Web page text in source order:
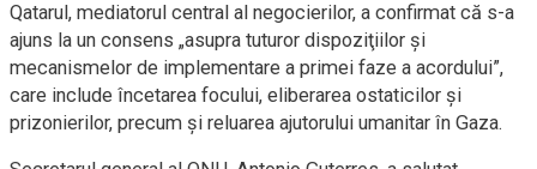
Qatarul, mediatorul central al negocierilor, a confirmat că s-a
ajuns la un consens „asupra tuturor dispoziţiilor şi
mecanismelor de implementare a primei faze a acordului”,
care include încetarea focului, eliberarea ostaticilor şi
prizonierilor, precum şi reluarea ajutorului umanitar în Gaza.